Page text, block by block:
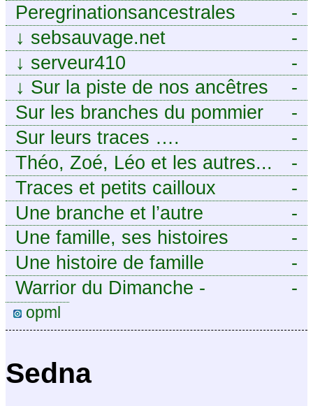
-
Peregrinationsancestrales
-
↓ sebsauvage.net
-
↓ serveur410
-
↓ Sur la piste de nos ancêtres
en Périgord.
-
Sur les branches du pommier
-
Sur leurs traces ….
-
Théo, Zoé, Léo et les autres...
-
Traces et petits cailloux
-
Une branche et l’autre
-
Une famille, ses histoires
-
Une histoire de famille
-
Warrior du Dimanche -
Publication à caractère
intermittent, approximatif et
opml
Sedna